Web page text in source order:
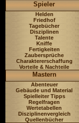
Spieler
Helden
Friedhof
Tagebücher
Disziplinen
Talente
Kniffe
Fertigkeiten
Zaubersprüche
Charaktererschaffung
Vorteile & Nachteile
Mastern
Abenteuer
Gebäude und Material
Spielleiter Tipps
Regelfragen
Wertetabellen
Disziplinenvergleich
Quellenbücher